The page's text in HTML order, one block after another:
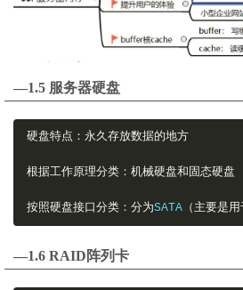
—1.5 服务器硬盘
硬盘特点：永久存放数据的地方
根据工作原理分类：机械硬盘和固态硬盘
按照硬盘接口分类：分为SATA （主要是
—1.6 RAID阵列卡